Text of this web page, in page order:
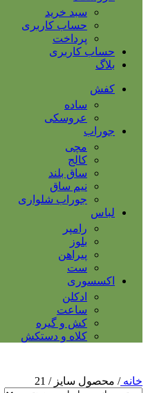
سبد خرید
حساب کاربری
پرداخت
حساب کاربری
بلاگ
کفش
ساده
عروسکی
جوراب
مچی
کالج
ساق بلند
نیم ساق
جوراب شلواری
لباس
رامپر
بلوز
پیراهن
ست
اکسسوری
ادکلن
ساعت
کش و گیره
کلاه و دستکش
خانه/ محصول سایز/
21